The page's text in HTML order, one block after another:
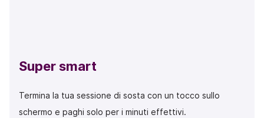
Super smart
Termina la tua sessione di sosta con un tocco sullo
schermo e paghi solo per i minuti effettivi.